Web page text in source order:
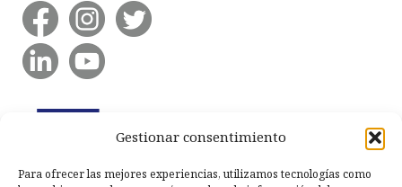
Gestionar consentimiento
Para ofrecer las mejores experiencias, utilizamos tecnologías como